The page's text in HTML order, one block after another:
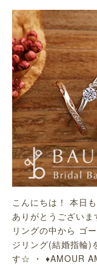
こんにちは！ 本日
ありがとうござい
リングの中から ゴ
ジリング(結婚指輪)
す☆ ・ ♦AMOUR